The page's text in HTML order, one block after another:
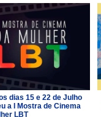
dias 15 e 22 de Julho
a I Mostra de Cinema
LBT